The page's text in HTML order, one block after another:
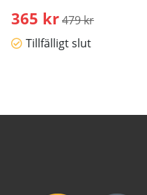
365 kr Ordinarie pris:
479 kr
Tillfälligt slut